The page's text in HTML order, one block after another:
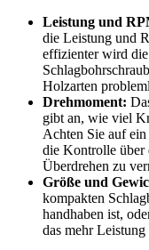
Leistung und
die Leistung und
effizienter wird
Holzarten
Drehmoment:
gibt an, wie viel
Achten Sie auf
die Kontrolle über
Überdrehen zu
Größe und
kompakten
handhaben ist,
das mehr Leistung